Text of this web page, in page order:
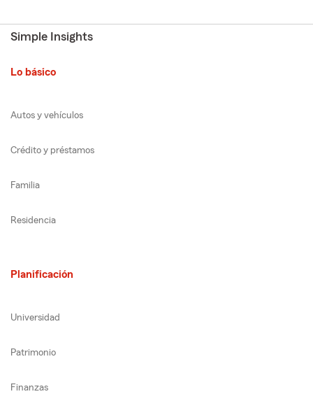
Simple Insights
Lo básico
Autos y vehículos
Crédito y préstamos
Familia
Residencia
Planificación
Universidad
Patrimonio
Finanzas